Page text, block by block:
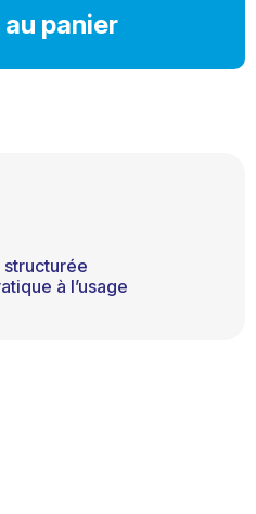
panier
à l’usage